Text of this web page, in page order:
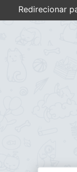
Redirecionar